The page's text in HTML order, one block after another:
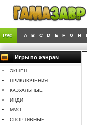
A B C D E F G H I
Игры по жанрам
ЭКШЕН
ПРИКЛЮЧЕНИЯ
КАЗУАЛЬНЫЕ
ИНДИ
MMO
СПОРТИВНЫЕ